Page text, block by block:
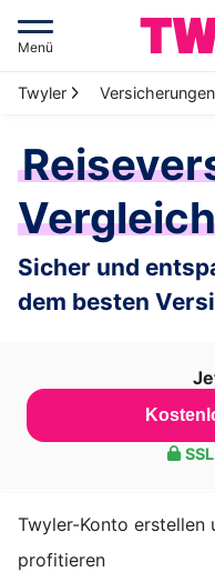
Menü
Twyler Versicherungen
Vergleich
Sicher und
dem besten
Twyler-Konto erstellen
profitieren